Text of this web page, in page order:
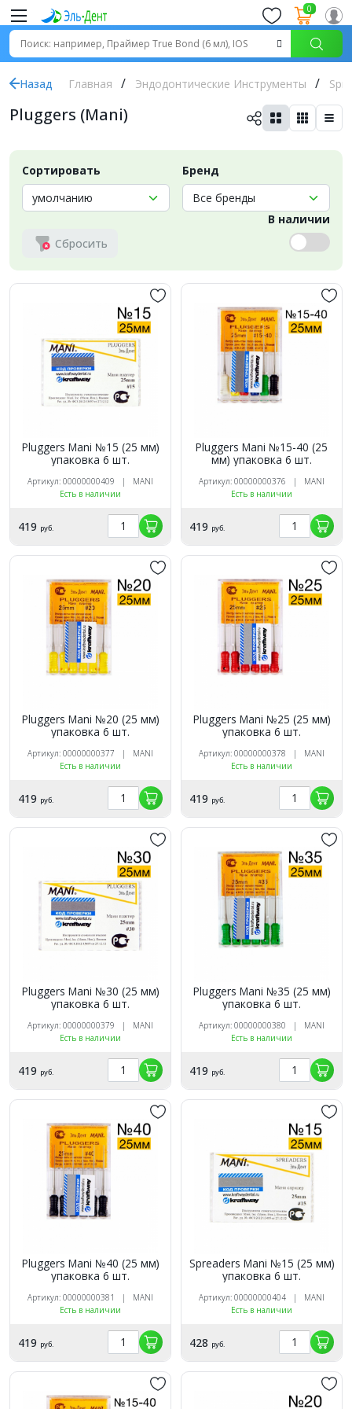
0
Назад Главная Эндодонтические Инструменты
Pluggers (Mani)
Сортировать Бренд
Сбросить
В наличии
Pluggers Mani №15 (25 мм)
упаковка 6 шт.
Артикул: 00000000409 | MANI
Есть в наличии
419 руб.
Pluggers Mani №15-40 (25
мм) упаковка 6 шт.
Артикул: 00000000376 | MANI
Есть в наличии
419 руб.
Pluggers Mani №20 (25 мм)
упаковка 6 шт.
Артикул: 00000000377 | MANI
Есть в наличии
419 руб.
Pluggers Mani №25 (25 мм)
упаковка 6 шт.
Артикул: 00000000378 | MANI
Есть в наличии
419 руб.
Pluggers Mani №30 (25 мм)
упаковка 6 шт.
Артикул: 00000000379 | MANI
Есть в наличии
419 руб.
Pluggers Mani №35 (25 мм)
упаковка 6 шт.
Артикул: 00000000380 | MANI
Есть в наличии
419 руб.
Pluggers Mani №40 (25 мм)
упаковка 6 шт.
Артикул: 00000000381 | MANI
Есть в наличии
419 руб.
Spreaders Mani №15 (25 мм)
упаковка 6 шт.
Артикул: 00000000404 | MANI
Есть в наличии
428 руб.